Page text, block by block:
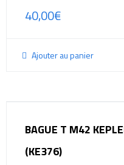
40,00€
Ajouter au panier
BAGUE T M42
(KE376)